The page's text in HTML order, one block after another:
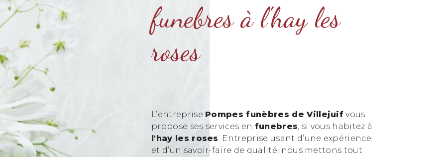
funebres à l'hay les
roses
L’entreprise Pompes funèbres de Villejuif vous
propose ses services en funebres, si vous habitez à
l'hay les roses. Entreprise usant d’une expérience
et d’un savoir-faire de qualité, nous mettons tout